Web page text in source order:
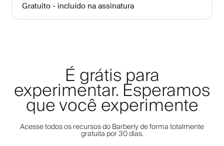
Gratuito - incluído na assinatura
É grátis para
experimentar. Esperamos
que você experimente
Acesse todos os recursos do Barberly de forma totalmente
gratuita por 30 dias.